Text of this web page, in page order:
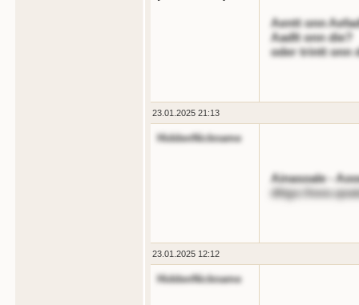
Aentt onn
Aadlt onn die?
oder trintt onn
23.01.2025 21:13
HiddenNickname
Ainasoale -
dttgs://
23.01.2025 12:12
HiddenNickname